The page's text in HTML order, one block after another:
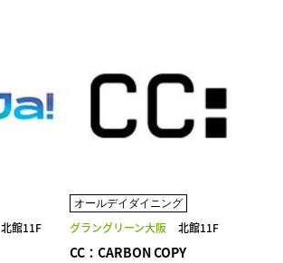
北館11F
オールデイダイニング
グラングリーン大阪 北館11F
CC：CARBON COPY